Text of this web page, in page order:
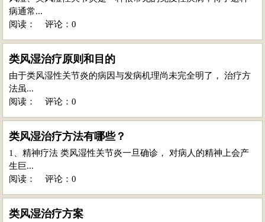
病通常...
阅读：
评论：0
类风湿治疗原则和目的
由于类风湿性关节炎的病因与发病机理尚未完全明了， 治疗方
法虽...
阅读：
评论：0
类风湿治疗方法有哪些？
1、精神疗法 类风湿性关节炎一旦确诊， 对病人的精神上会产
生巨...
阅读：
评论：0
类风湿治疗方案